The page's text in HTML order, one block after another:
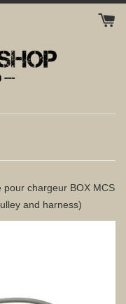
chargeur BOX MCS
and harness)